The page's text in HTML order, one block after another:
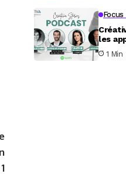
les
au
1 Min